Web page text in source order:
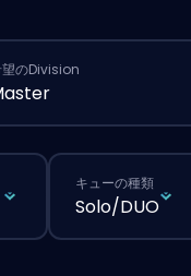
のDivision
キューの種類
Solo/DUO